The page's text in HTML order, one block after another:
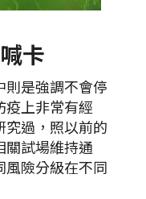
卡
則是強調不會停
疫上非常有經
究過，照以前的
關試場維持通
風險分級在不同